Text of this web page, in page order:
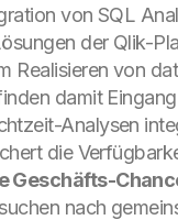
von SQL
der Qlik-
Realisieren von
damit
Analysen
die
Geschäfts-
nach